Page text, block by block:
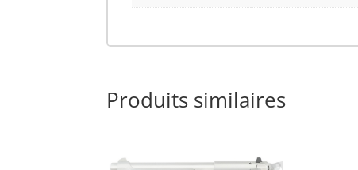
Produits similaires